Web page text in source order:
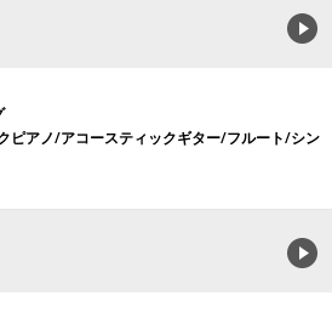
ピアノ/アコースティックギター/フルート/シン